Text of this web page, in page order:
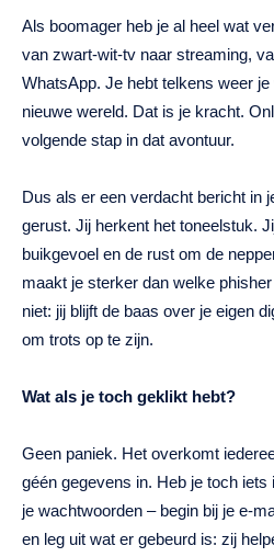
Als boomager heb je al heel wat
van zwart-wit-tv naar streaming,
WhatsApp. Je hebt telkens weer
nieuwe wereld. Dat is je kracht.
volgende stap in dat avontuur.
Dus als er een verdacht bericht in
gerust. Jij herkent het toneelstuk.
buikgevoel en de rust om de
maakt je sterker dan welke
niet: jij blijft de baas over je eigen
om trots op te zijn.
Wat als je toch geklikt hebt?
Geen paniek. Het overkomt
géén gegevens in. Heb je toch
je wachtwoorden – begin bij je e-
en leg uit wat er gebeurd is: zij